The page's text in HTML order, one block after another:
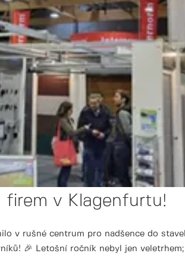
firem v Klagenfurtu!
v rušné centrum pro nadšence do
🎉 Letošní ročník nebyl jen